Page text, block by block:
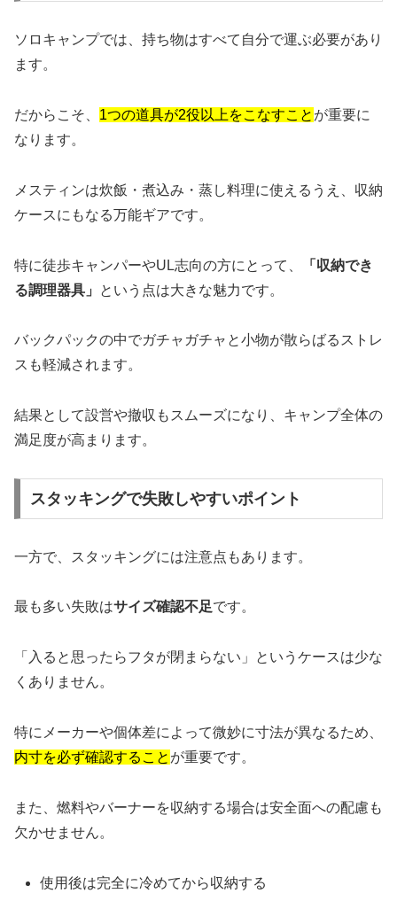
ソロキャンプでは、持ち物はすべて自分で運ぶ必要があり
ます。
だからこそ、 1つの道具が2役以上をこなすこと が重要に
なります。
メスティンは炊飯・煮込み・蒸し料理に使えるうえ、収納
ケースにもなる万能ギアです。
特に徒歩キャンパーやUL志向の方にとって、
「収納でき
る調理器具」
という点は大きな魅力です。
バックパックの中でガチャガチャと小物が散らばるストレ
スも軽減されます。
結果として設営や撤収もスムーズになり、キャンプ全体の
満足度が高まります。
スタッキングで失敗しやすいポイント
一方で、スタッキングには注意点もあります。
最も多い失敗はサイズ確認不足です。
「入ると思ったらフタが閉まらない」というケースは少な
くありません。
特にメーカーや個体差によって微妙に寸法が異なるため、
内寸を必ず確認すること が重要です。
また、燃料やバーナーを収納する場合は安全面への配慮も
欠かせません。
使用後は完全に冷めてから収納する